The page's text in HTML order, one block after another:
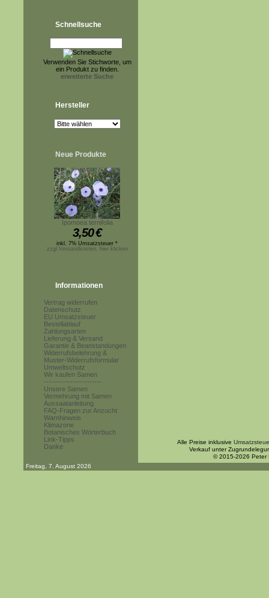
Schnellsuche
Verwenden Sie Stichworte, um
ein Produkt zu finden.
erweiterte Suche
Hersteller
Neue Produkte
Ipomoea ternifolia
3,50€
inkl. 7% Umsatzsteuer *
zzgl.Versandkosten, hier klicken
Informationen
Vertrag widerrufen
Datenschutz
EU Umsatzsteuer
Bestellablauf
Zahlungsarten
Lieferung & Versand
Garantie & Beanstandungen
Widerrufsbelehrung &
Muster-Widerrufsformular
Umweltschutz
Wir kaufen Samen
------------------------
Unsere Samen
Vermehrung mit Samen
Aussaatanleitung
FAQ-Fragen zur Anzucht
Warnhinweis
Klimazone
Botanisches Wörterbuch
Link-Tipps
Danke
Alle Preise inklusive
Verkauf unter
© 2015-2026 Peter
Freitag, 7. August 2026